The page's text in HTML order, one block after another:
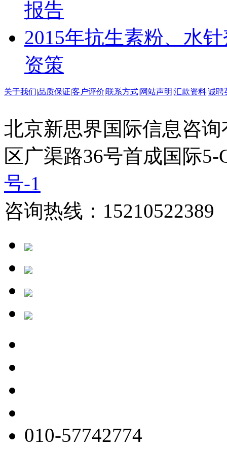
报告
2015年抗生素粉、水
资策
关于我们|品质保证|客户评价|联系方式|网站声明|汇款资料|诚聘
北京新思界国际信息咨
区广渠路36号首成国际
号-1
咨询热线：
010-57742774